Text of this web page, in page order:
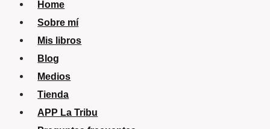
Home
Sobre mí
Mis libros
Blog
Medios
Tienda
APP La Tribu